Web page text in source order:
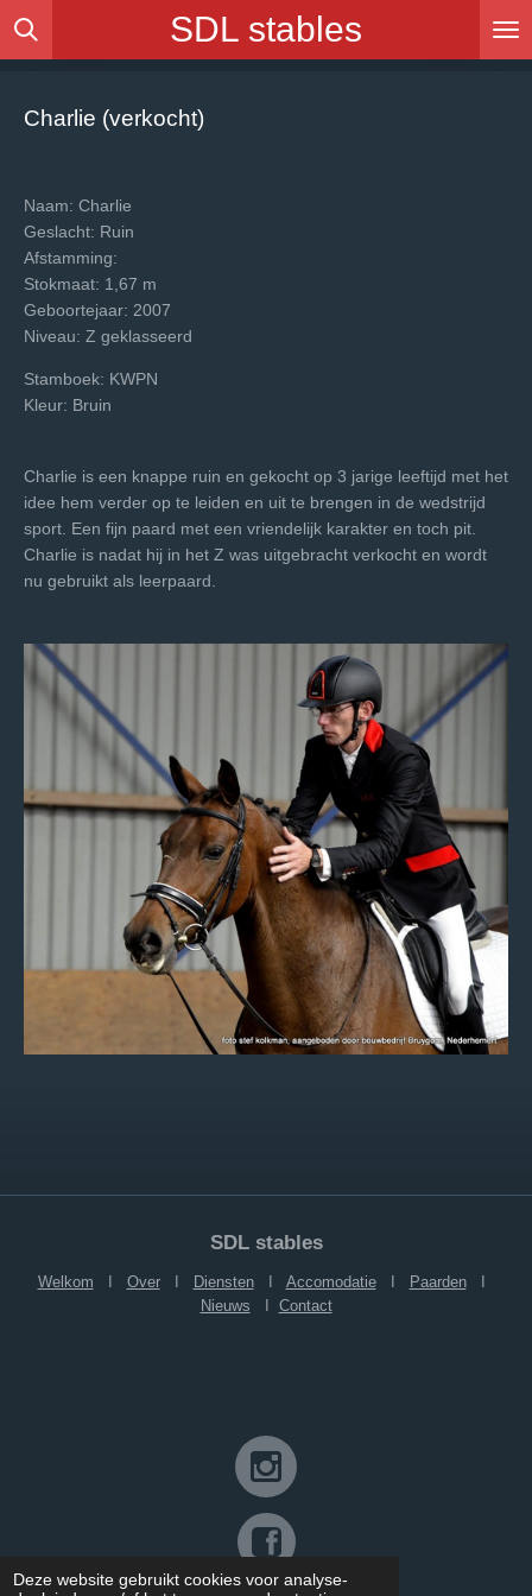
Deze website gebruikt cookies voor analyse-
Ga
hoofdinhoud
SDL stables
Charlie (verkocht)
Naam: Charlie
Geslacht: Ruin
Afstamming:
Stokmaat: 1,67 m
Geboortejaar: 2007
Niveau: Z geklasseerd
Stamboek: KWPN
Kleur: Bruin
Charlie is een knappe ruin en gekocht op 3 jarige leeftijd met het
idee hem verder op te leiden en uit te brengen in de wedstrijd
sport. Een fijn paard met een vriendelijk karakter en toch pit.
Charlie is nadat hij in het Z was uitgebracht verkocht en wordt
nu gebruikt als leerpaard.
SDL stables
Welkom OverI DienstenI AccomodatieI PaardenI
Nieuws
Contact
©SDL stables